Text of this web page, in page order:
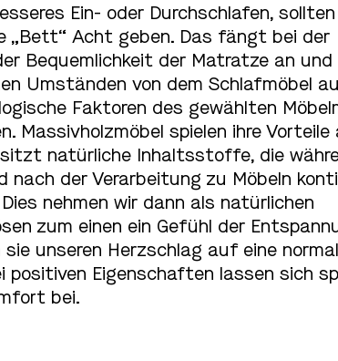
Ein- oder Durchschlafen, sollten
„Bett“ Acht geben. Das fängt bei der
Bequemlichkeit der Matratze an
Umständen von dem Schlafmöbel
Faktoren des gewählten
Massivholzmöbel spielen ihre Vorteile
natürliche Inhaltsstoffe, die
der Verarbeitung zu Möbeln
nehmen wir dann als natürlichen
zum einen ein Gefühl der
unseren Herzschlag auf eine
positiven Eigenschaften lassen sich
bei.